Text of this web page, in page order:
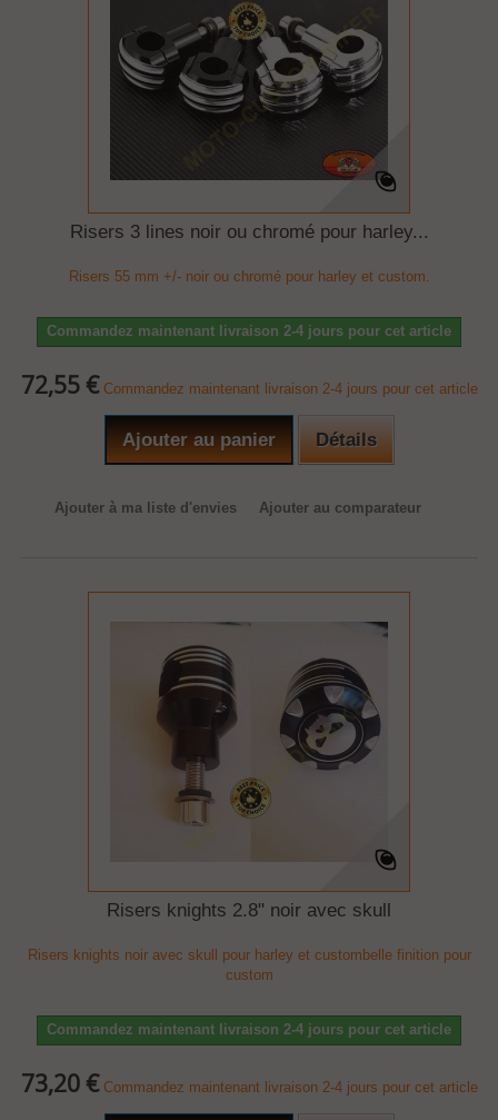
Risers 3 lines noir ou chromé pour harley...
Risers 55 mm +/- noir ou chromé pour harley et custom.
Commandez maintenant livraison 2-4 jours pour cet article
72,55 € Commandez maintenant livraison 2-4 jours pour cet article
Ajouter au panier Détails
Ajouter à ma liste d'envies Ajouter au comparateur
Risers knights 2.8" noir avec skull
Risers knights noir avec skull pour harley et custombelle finition pour
custom
Commandez maintenant livraison 2-4 jours pour cet article
73,20 € Commandez maintenant livraison 2-4 jours pour cet article